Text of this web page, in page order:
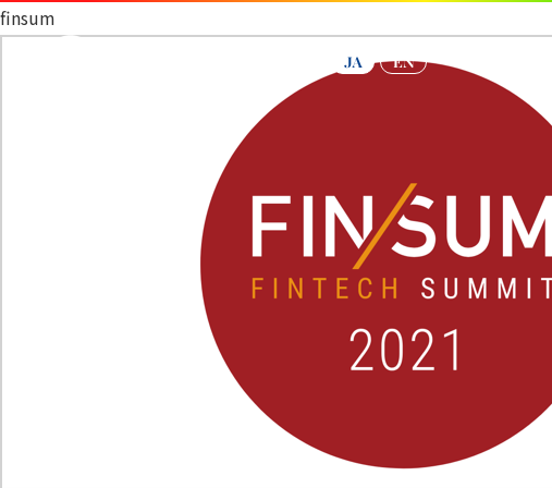
JA EN
finsum